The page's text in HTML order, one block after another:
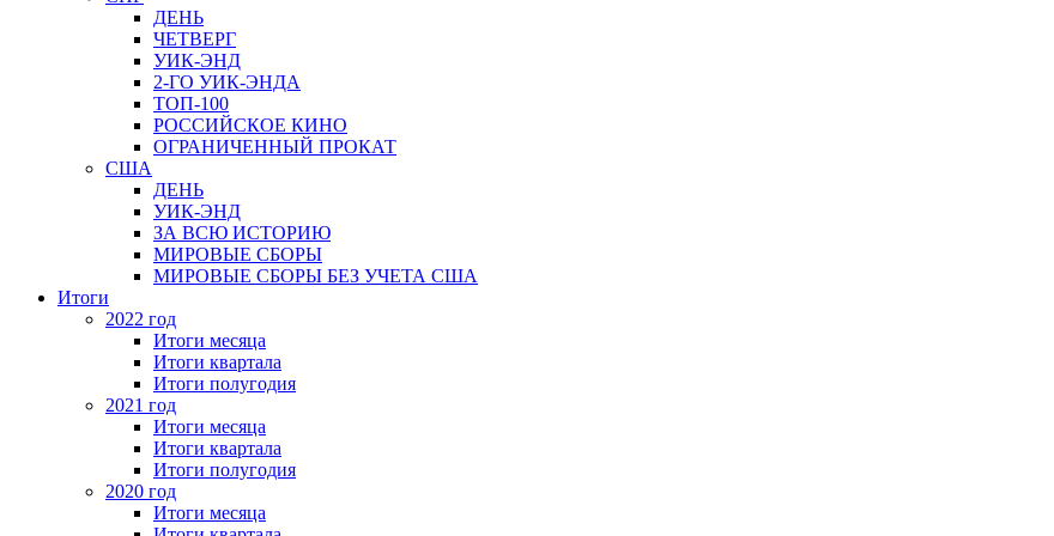
ДЕНЬ
ЧЕТВЕРГ
УИК-ЭНД
2-ГО УИК-ЭНДА
ТОП-100
РОССИЙСКОЕ КИНО
ОГРАНИЧЕННЫЙ ПРОКАТ
США
ДЕНЬ
УИК-ЭНД
ЗА ВСЮ ИСТОРИЮ
МИРОВЫЕ СБОРЫ
МИРОВЫЕ СБОРЫ БЕЗ УЧЕТА США
Итоги
2022 год
Итоги месяца
Итоги квартала
Итоги полугодия
2021 год
Итоги месяца
Итоги квартала
Итоги полугодия
2020 год
Итоги месяца